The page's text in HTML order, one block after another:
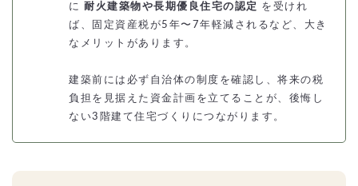
に 耐火建築物や長期優良住宅の認定
を受けれ
ば、固定資産税が5年〜7年軽減されるなど、大き
なメリットがあります。
建築前には必ず自治体の制度を確認し、将来の税
負担を見据えた資金計画を立てることが、後悔し
ない3階建て住宅づくりにつながります。